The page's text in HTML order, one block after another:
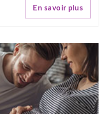
En savoir plus